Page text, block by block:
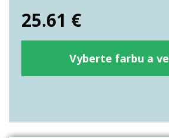
25.61 €
Vyberte farbu a